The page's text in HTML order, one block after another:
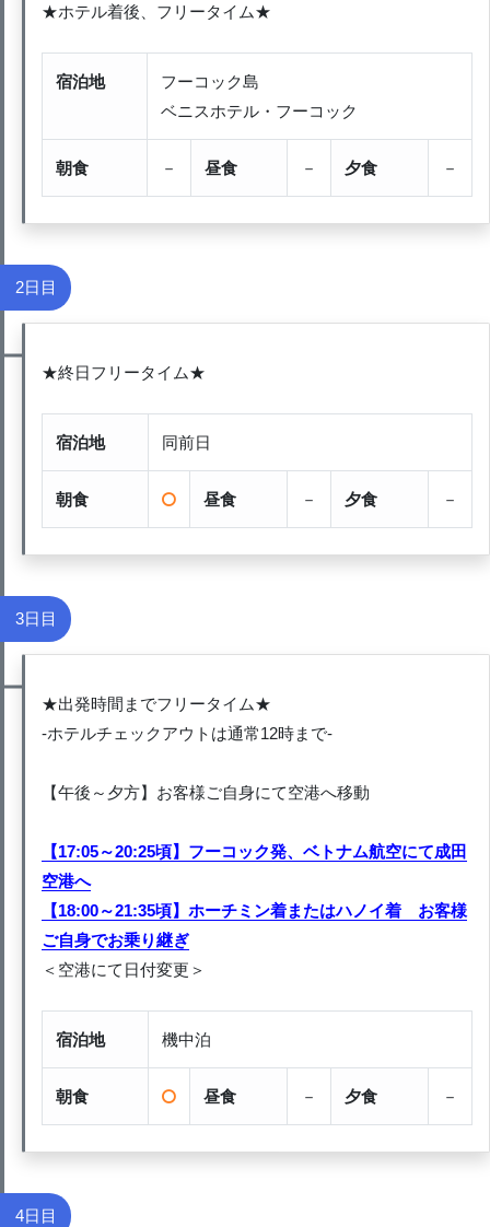
★ホテル着後、フリータイム★
宿泊地
フーコック島
ベニスホテル・フーコック
朝食 － 昼食 － 夕食 －
2日目
★終日フリータイム★
宿泊地 同前日
朝食 昼食 － 夕食 －
3日目
★出発時間までフリータイム★
-ホテルチェックアウトは通常12時まで-
【午後～夕方】お客様ご自身にて空港へ移動
【17:05～20:25頃】フーコック発、ベトナム航空にて成田
空港へ
【18:00～21:35頃】ホーチミン着またはハノイ着 お客様
ご自身でお乗り継ぎ
＜空港にて日付変更＞
宿泊地 機中泊
朝食 昼食 － 夕食 －
4日目